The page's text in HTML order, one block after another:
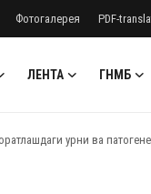
Фотогалерея PDF-
ЛЕНТА ГНМБ
урни ва